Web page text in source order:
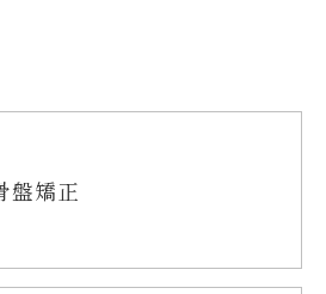
盤矯正